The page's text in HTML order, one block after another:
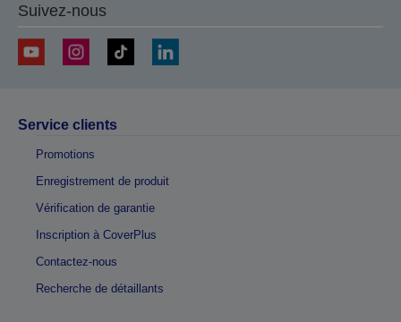
Suivez-nous
Service clients
Promotions
Enregistrement de produit
Vérification de garantie
Inscription à CoverPlus
Contactez-nous
Recherche de détaillants